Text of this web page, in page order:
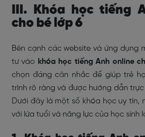
III. Khóa học tiếng
cho bé lớp 6
Bên cạnh các website và ứng dụng
tư vào khóa học tiếng Anh online
chọn đáng cân nhắc để giúp trẻ
trình rõ ràng và được hướng dẫn
Dưới đây là một số khóa học uy tín,
với lứa tuổi và năng lực của học sinh